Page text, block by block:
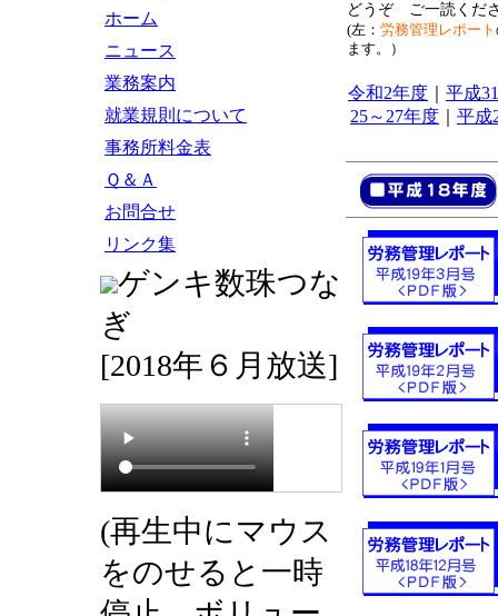
ホーム
ニュース
業務案内
就業規則について
事務所料金表
Ｑ＆Ａ
お問合せ
リンク集
ゲンキ数珠つな
ぎ
[2018年６月放送]
(再生中にマウス
をのせると一時
どうぞ ご一読くだ
(左： 労務管理レポート
ます。）
令和2年度
平成
25～27年度
平成